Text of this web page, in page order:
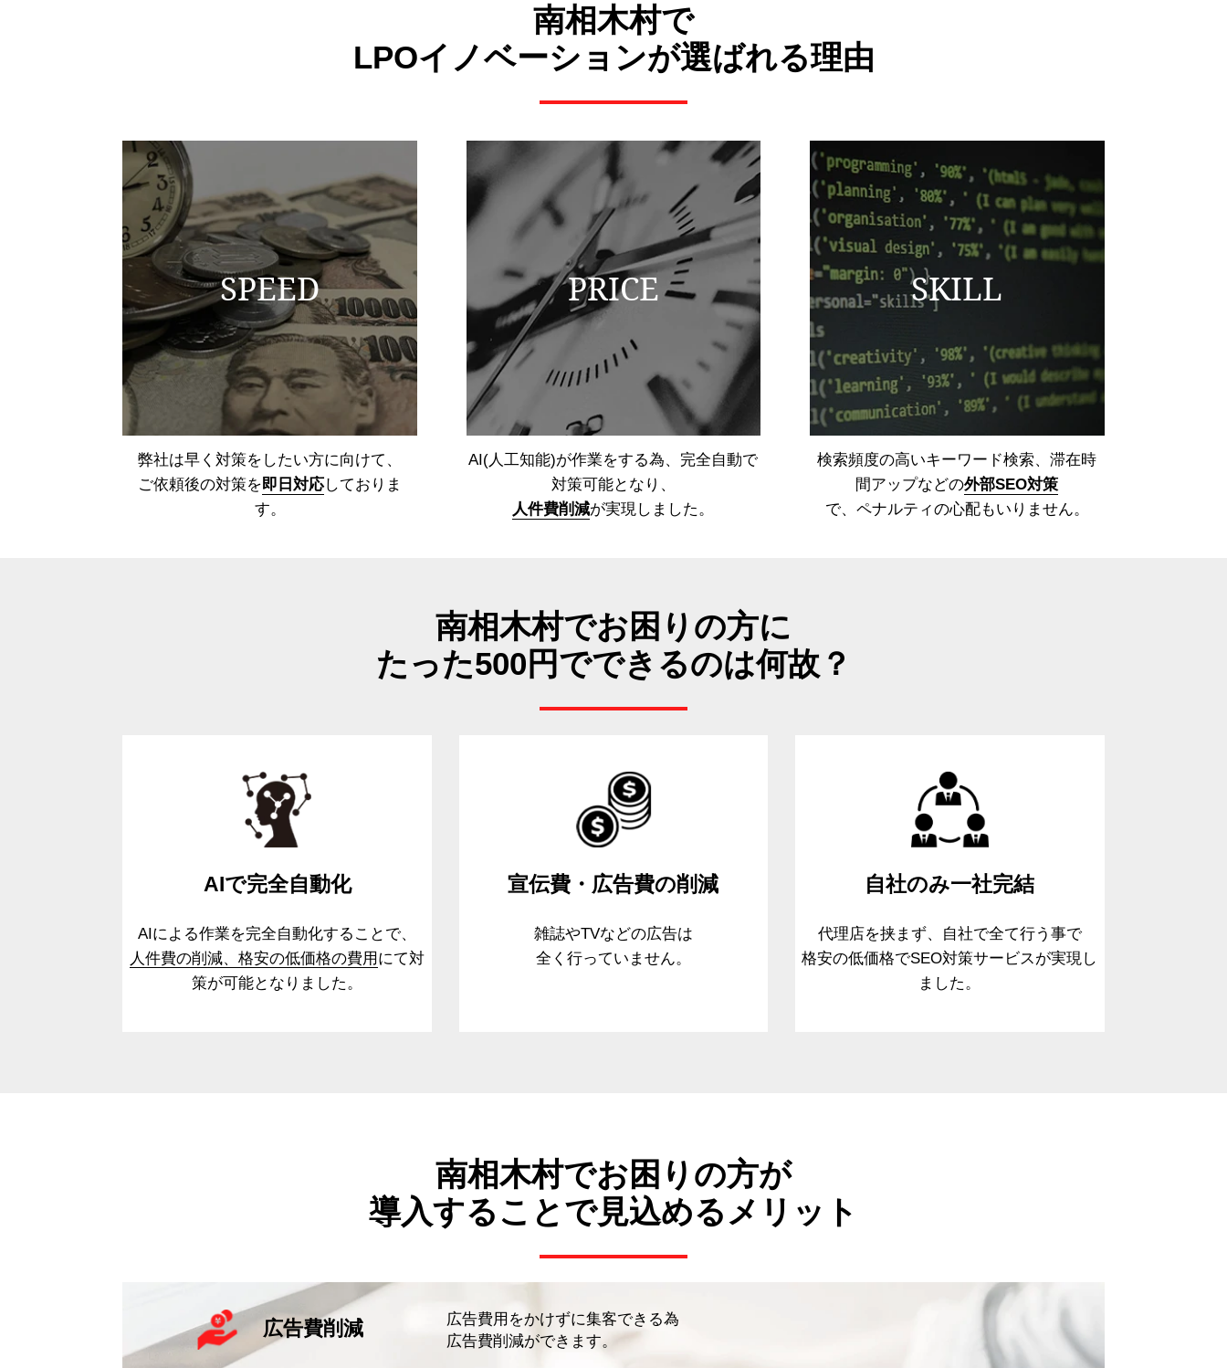
南相木村で
LPOイノベーションが選ばれる理由
SPEED
弊社は早く対策をしたい方に向けて、
ご依頼後の対策を即日対応しておりま
す。
PRICE
AI(人工知能)が作業をする為、 完全自動で
対策可能となり、
人件費削減が実現しました。
SKILL
検索頻度の高いキーワード検索、滞在時
間アップなどの外部SEO対策
で、ペナルティの心配もいりません。
南相木村でお困りの方に
たった500円でできるのは何故？
AIで完全自動化
AIによる作業を完全自動化することで、
人件費の削減、格安の低価格の費用にて対
策が可能となりました。
宣伝費・広告費の削減
雑誌やTVなどの広告は
全く行っていません。
自社のみ一社完結
代理店を挟まず、自社で全て行う事で
格安の低価格でSEO対策サービスが実現し
ました。
南相木村でお困りの方が
導入することで見込めるメリット
広告費削減
広告費用をかけずに集客できる為
広告費削減ができます。